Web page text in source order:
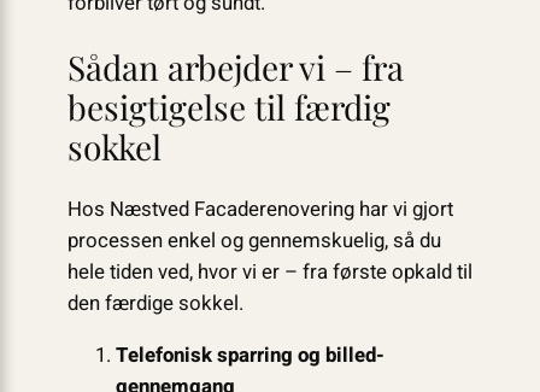
Sådan arbejder vi – fra
besigtigelse til færdig
sokkel
Hos Næstved Facaderenovering har vi gjort
processen enkel og gennemskuelig, så du
hele tiden ved, hvor vi er – fra første opkald til
den færdige sokkel.
Telefonisk sparring og billed­